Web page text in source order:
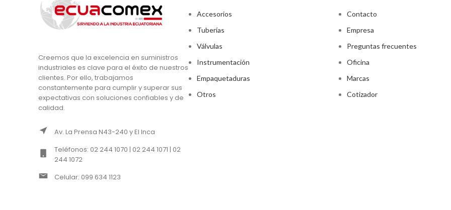
Creemos que la excelencia en suministros
industriales es clave para el éxito de nuestros
clientes. Por ello, trabajamos
constantemente para cumplir y superar sus
expectativas con soluciones confiables y de
calidad.
Av. La Prensa N43-240 y El Inca
Teléfonos: 02 244 1070 | 02 244 1071 | 02
244 1072
Celular: 099 634 1123
Accesorios
Tuberías
Válvulas
Instrumentación
Empaquetaduras
Otros
Contacto
Empresa
Preguntas frecuentes
Oficina
Marcas
Cotizador